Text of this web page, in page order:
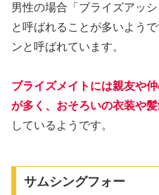
男性の場合「ブライズアッ
と呼ばれることが多いよう
ンと呼ばれています。
ブライズメイトには親友や
が多く、おそろいの衣装や
しているようです。
サムシングフォー